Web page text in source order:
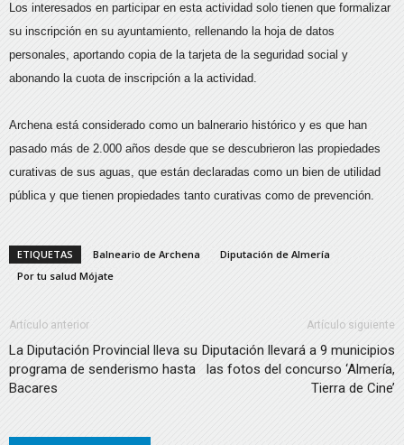
Los interesados en participar en esta actividad solo tienen que formalizar
su inscripción en su ayuntamiento, rellenando la hoja de datos
personales, aportando copia de la tarjeta de la seguridad social y
abonando la cuota de inscripción a la actividad.
Archena está considerado como un balnerario histórico y es que han
pasado más de 2.000 años desde que se descubrieron las propiedades
curativas de sus aguas, que están declaradas como un bien de utilidad
pública y que tienen propiedades tanto curativas como de prevención.
ETIQUETAS Balneario de Archena
Diputación de Almería
Por tu salud Mójate
Artículo anterior
La Diputación Provincial lleva su
programa de senderismo hasta
Bacares
Artículo siguiente
Diputación llevará a 9 municipios
las fotos del concurso ‘Almería,
Tierra de Cine’